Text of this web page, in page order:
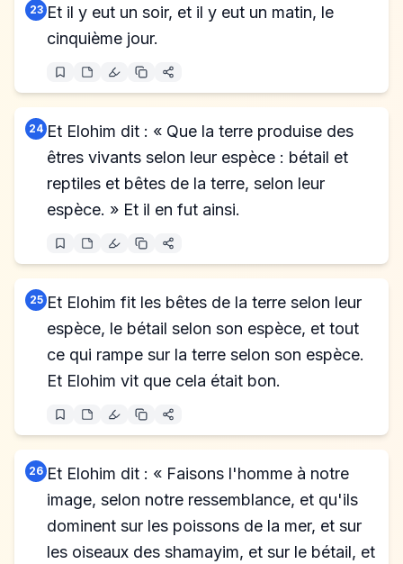
23 Et il y eut un soir, et il y eut un matin, le
cinquième jour.
24 Et Elohim dit : « Que la terre produise des
êtres vivants selon leur espèce : bétail et
reptiles et bêtes de la terre, selon leur
espèce. » Et il en fut ainsi.
25 Et Elohim fit les bêtes de la terre selon leur
espèce, le bétail selon son espèce, et tout
ce qui rampe sur la terre selon son espèce.
Et Elohim vit que cela était bon.
26 Et Elohim dit : « Faisons l'homme à notre
image, selon notre ressemblance, et qu'ils
dominent sur les poissons de la mer, et sur
les oiseaux des shamayim, et sur le bétail, et